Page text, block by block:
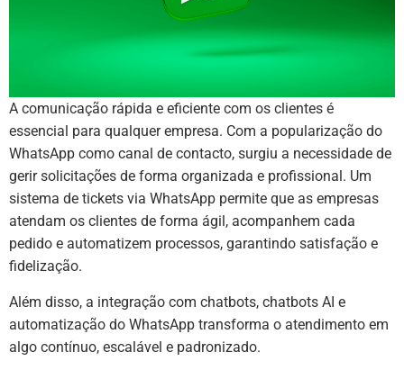
A comunicação rápida e eficiente com os clientes é
essencial para qualquer empresa. Com a popularização do
WhatsApp como canal de contacto, surgiu a necessidade de
gerir solicitações de forma organizada e profissional. Um
sistema de tickets via WhatsApp permite que as empresas
atendam os clientes de forma ágil, acompanhem cada
pedido e automatizem processos, garantindo satisfação e
fidelização.
Além disso, a integração com chatbots, chatbots AI e
automatização do WhatsApp transforma o atendimento em
algo contínuo, escalável e padronizado.